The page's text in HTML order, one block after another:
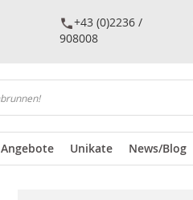
+43 (0)2236 /
908008
Angebote Unikate News/Blog